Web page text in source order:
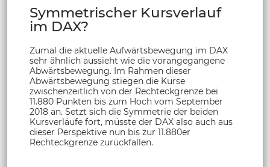
Symmetrischer Kursverlauf
im DAX?
Zumal die aktuelle Aufwärtsbewegung im DAX
sehr ähnlich aussieht wie die vorangegangene
Abwärtsbewegung. Im Rahmen dieser
Abwärtsbewegung stiegen die Kurse
zwischenzeitlich von der Rechteckgrenze bei
11.880 Punkten bis zum Hoch vom September
2018 an. Setzt sich die Symmetrie der beiden
Kursverläufe fort, müsste der DAX also auch aus
dieser Perspektive nun bis zur 11.880er
Rechteckgrenze zurückfallen.